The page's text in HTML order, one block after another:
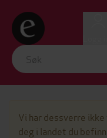
Vi har dessverre
deg i landet du